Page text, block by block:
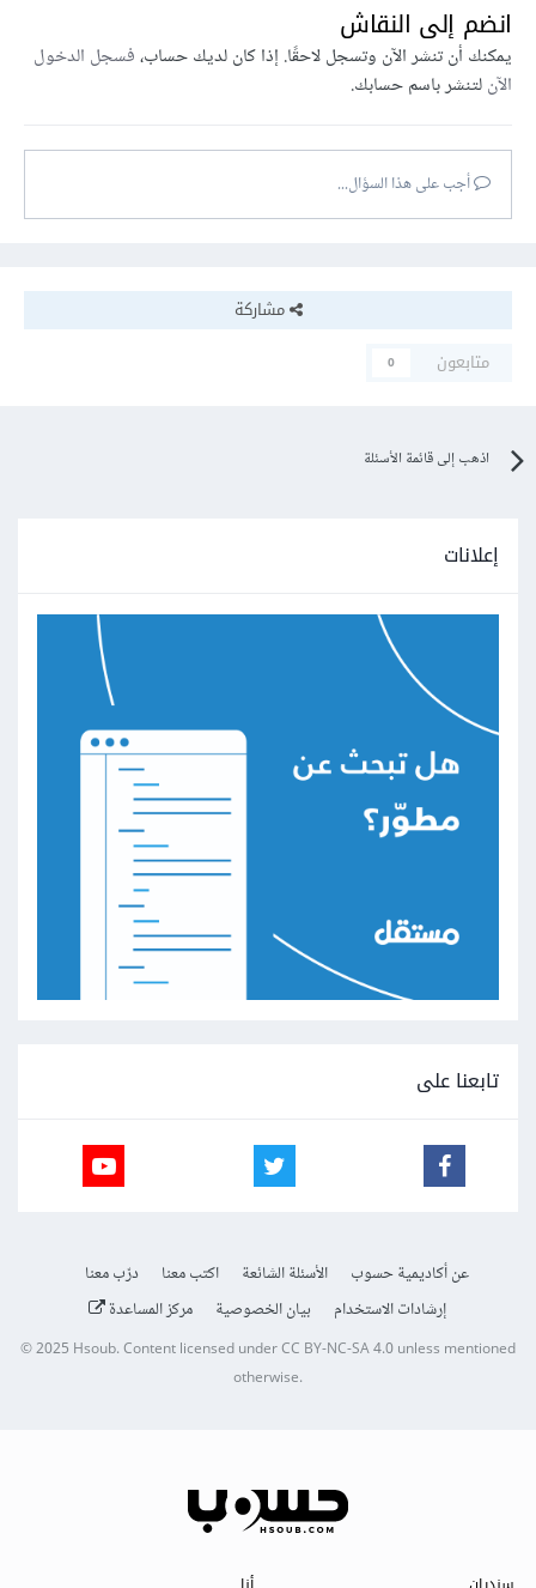
انضم إلى النقاش
يمكنك أن تنشر الآن وتسجل لاحقًا. إذا كان لديك حساب،فسجل الدخول
الآنلتنشر باسم حسابك.
أجب على هذا السؤال...
مشاركة
متابعون
0
اذهب إلى قائمة الأسئلة
إعلانات
تابعنا على
عن أكاديمية حسوب الأسئلة الشائعة اكتب معنا
درّب معنا
إرشادات الاستخدام
بيان الخصوصية مركز المساعدة
© 2025Hsoub.Content licensed underCC BY-NC-SA 4.0unless mentioned
otherwise.